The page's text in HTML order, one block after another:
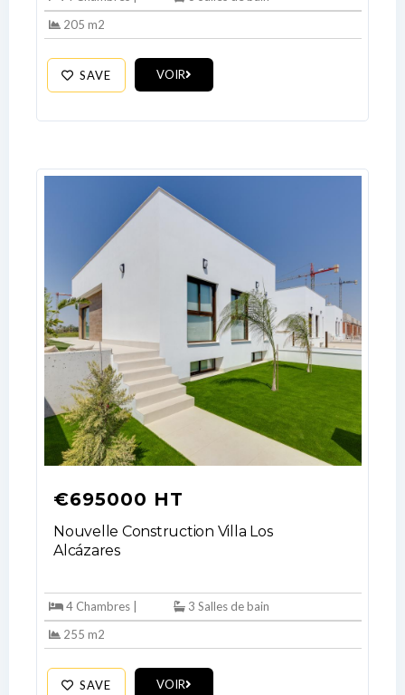
205 m2
SAVE VOIR
€695000 HT
Nouvelle Construction Villa Los
Alcázares
4 Chambres |
3 Salles de bain
255 m2
SAVE VOIR
Username
Password